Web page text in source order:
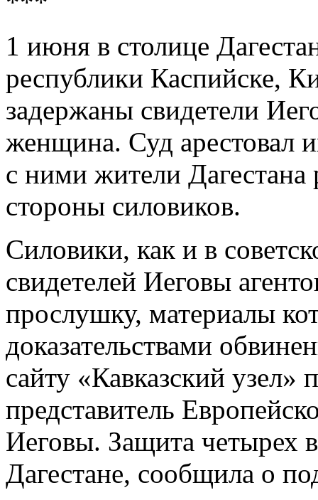
1 июня в столице
республики Каспийске,
задержаны свидетели
женщина. Суд арестовал
с ними жители Дагестана
стороны силовиков.
Силовики, как и в
свидетелей Иеговы
прослушку, материалы
доказательствами
сайту «Кавказский узел»
представитель
Иеговы. Защита четырех
Дагестане, сообщила о